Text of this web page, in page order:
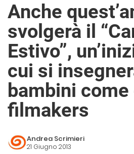
Anche
svolgerà il
Estivo”,
cui si
bambini
filmakers
Andrea Scrimieri
21 Giugno 2013